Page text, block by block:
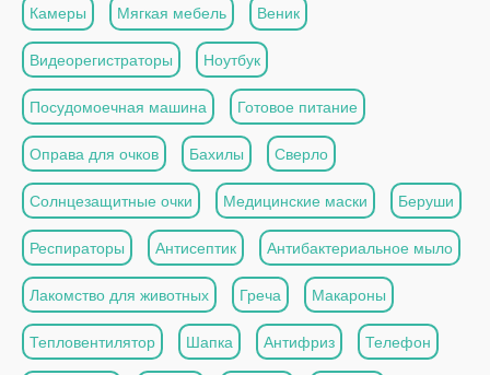
Камеры Мягкая мебель Веник
Видеорегистраторы Ноутбук
Посудомоечная машина Готовое питание
Оправа для очков Бахилы Сверло
Солнцезащитные очки Медицинские маски Беруши
Респираторы Антисептик Антибактериальное мыло
Лакомство для животных Греча Макароны
Тепловентилятор Шапка Антифриз Телефон